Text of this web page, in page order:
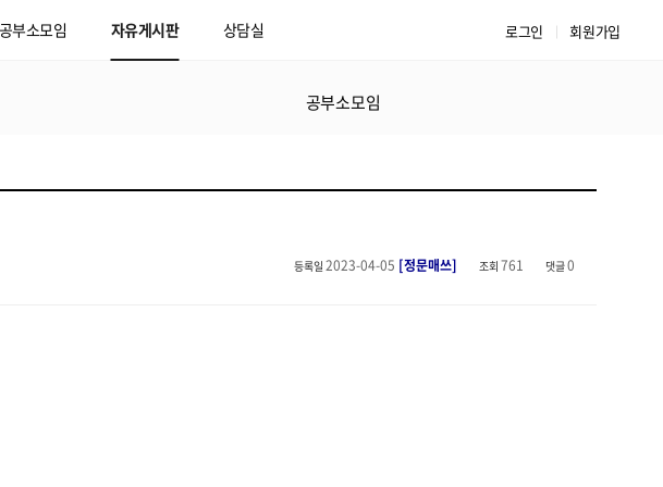
공부소모임 자유게시판 상담실 로그인 회원가입
공부소모임
등록일 2023-04-05 [정문매쓰] 조회 761 댓글0